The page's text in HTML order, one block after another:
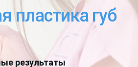
пластика губ
результаты